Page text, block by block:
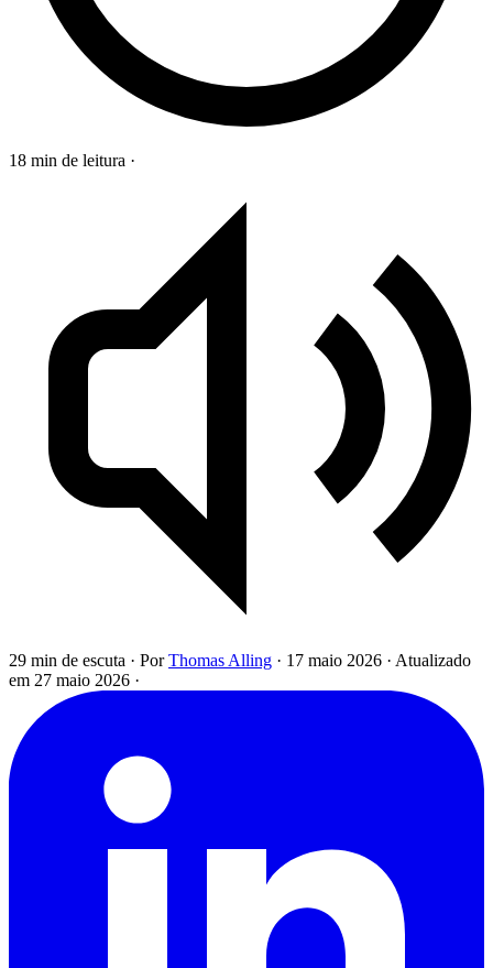
18 min de leitura ·
29 min de escuta · PorThomas Alling · 17 maio 2026 · Atualizado
em 27 maio 2026 ·